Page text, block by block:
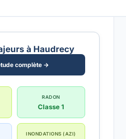
à Haudrecy
complète →
RADON
Classe 1
INONDATIONS (AZI)